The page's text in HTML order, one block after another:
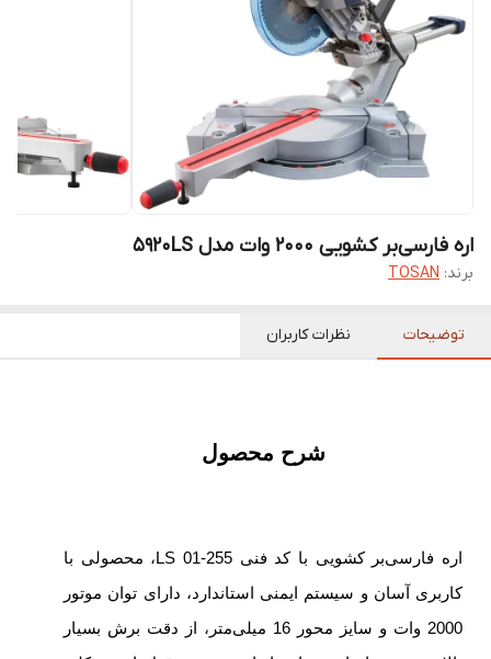
اره فارسی‌بر کشویی 2000 وات مدل 5920LS
برند: TOSAN
توضیحات نظرات کاربران
شرح محصول
اره فارسی‌بر کشویی با کد فنی LS 01-255، محصولی با
کاربری آسان و سیستم ایمنی استاندارد، دارای توان موتور
2000 وات و سایز محور 16 میلی‌متر، از دقت برش بسیار